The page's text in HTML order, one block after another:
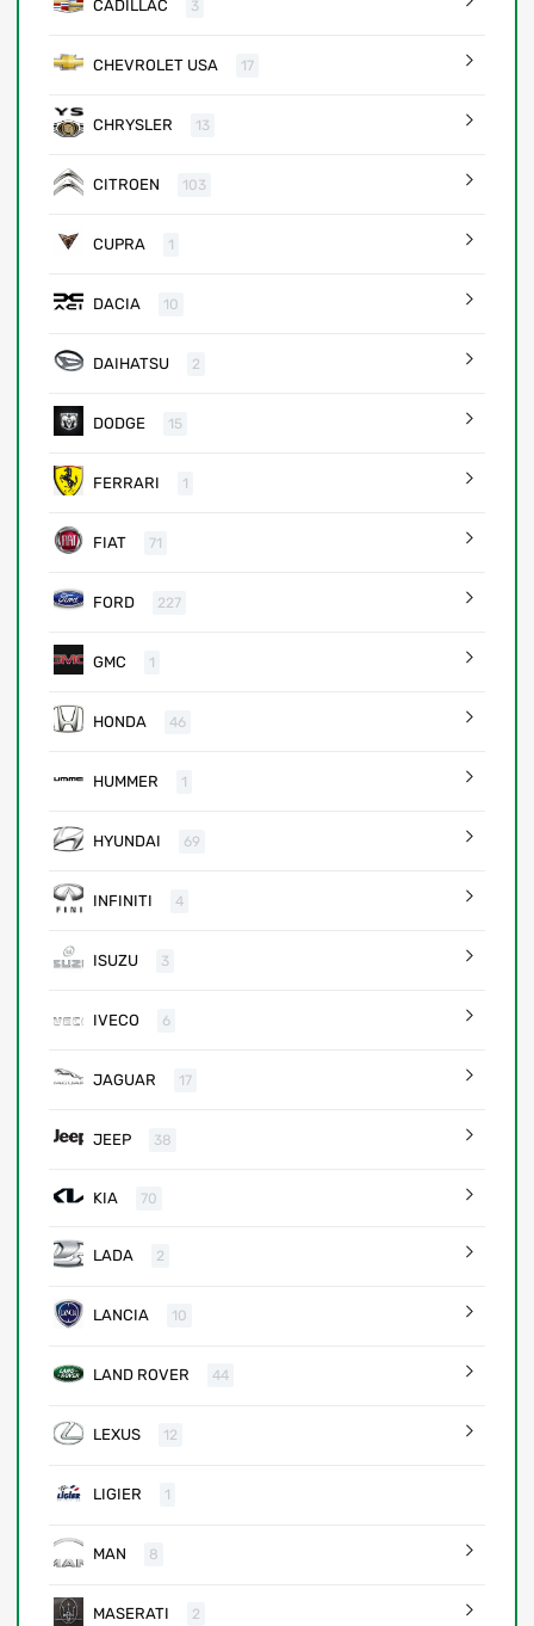
CADILLAC 3
CHEVROLET USA 17
CHRYSLER 13
CITROEN 103
CUPRA 1
DACIA 10
DAIHATSU 2
DODGE 15
FERRARI 1
FIAT 71
FORD 227
GMC 1
HONDA 46
HUMMER 1
HYUNDAI 69
INFINITI 4
ISUZU 3
IVECO 6
JAGUAR 17
JEEP 38
KIA 70
LADA 2
LANCIA 10
LAND ROVER 44
LEXUS 12
LIGIER 1
MAN 8
MASERATI 2